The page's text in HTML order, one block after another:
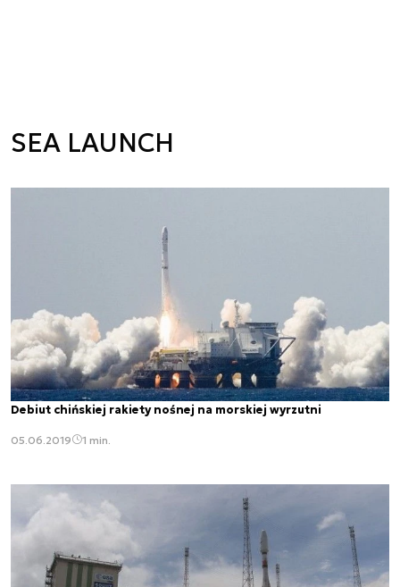
SEA LAUNCH
Debiut chińskiej rakiety nośnej na morskiej wyrzutni
05.06.2019 1 min.